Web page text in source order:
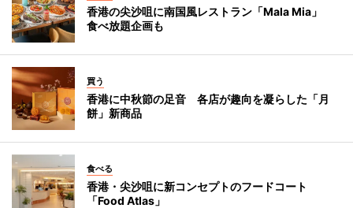
香港の尖沙咀に南国風レストラン「Mala Mia」
食べ放題企画も
買う
香港に中秋節の足音 各店が趣向を凝らした「月
餅」新商品
食べる
香港・尖沙咀に新コンセプトのフードコート
「Food Atlas」